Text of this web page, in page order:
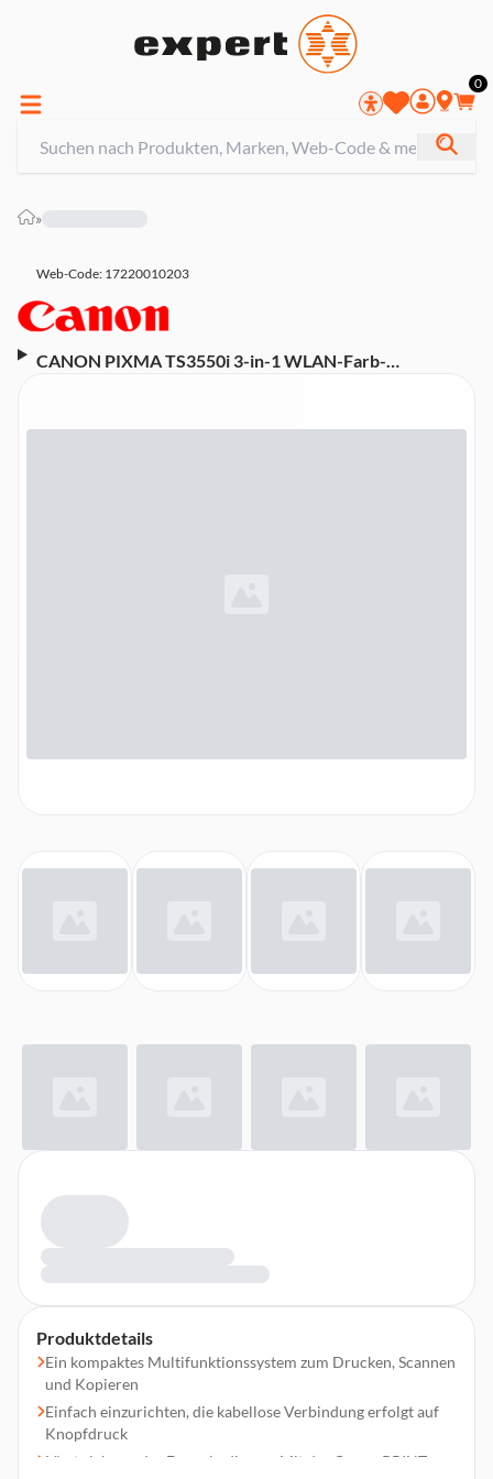
0
»
Web-Code: 17220010203
CANON PIXMA TS3550i 3-in-1 WLAN-Farb-
Print Service)
Produktdetails
Ein kompaktes Multifunktionssystem zum Drucken, Scannen
und Kopieren
Einfach einzurichten, die kabellose Verbindung erfolgt auf
Knopfdruck
Lässt sich aus der Ferne bedienen: Mit der Canon PRINT